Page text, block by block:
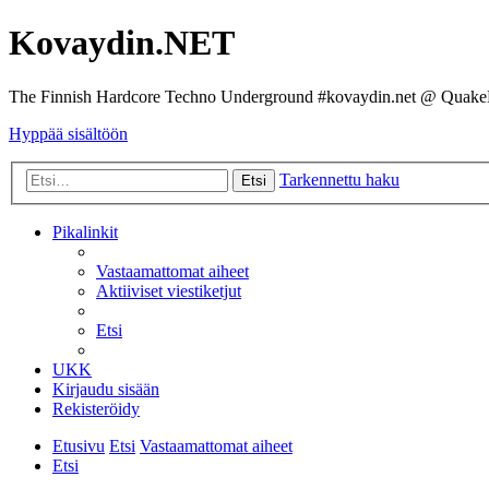
Kovaydin.NET
The Finnish Hardcore Techno Underground #kovaydin.net @
Hyppää sisältöön
Etsi Tarkennettu haku
Pikalinkit
Vastaamattomat aiheet
Aktiiviset viestiketjut
Etsi
UKK
Kirjaudu sisään
Rekisteröidy
Etusivu Etsi Vastaamattomat aiheet
Etsi